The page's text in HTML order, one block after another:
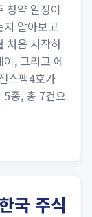
청약 일정이
알아보고
처음 시작하
, 그리고 에
스팩4호가
5종, 총 7건으
국 주식